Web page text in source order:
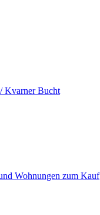
Kvarner Bucht
Wohnungen zum Kauf